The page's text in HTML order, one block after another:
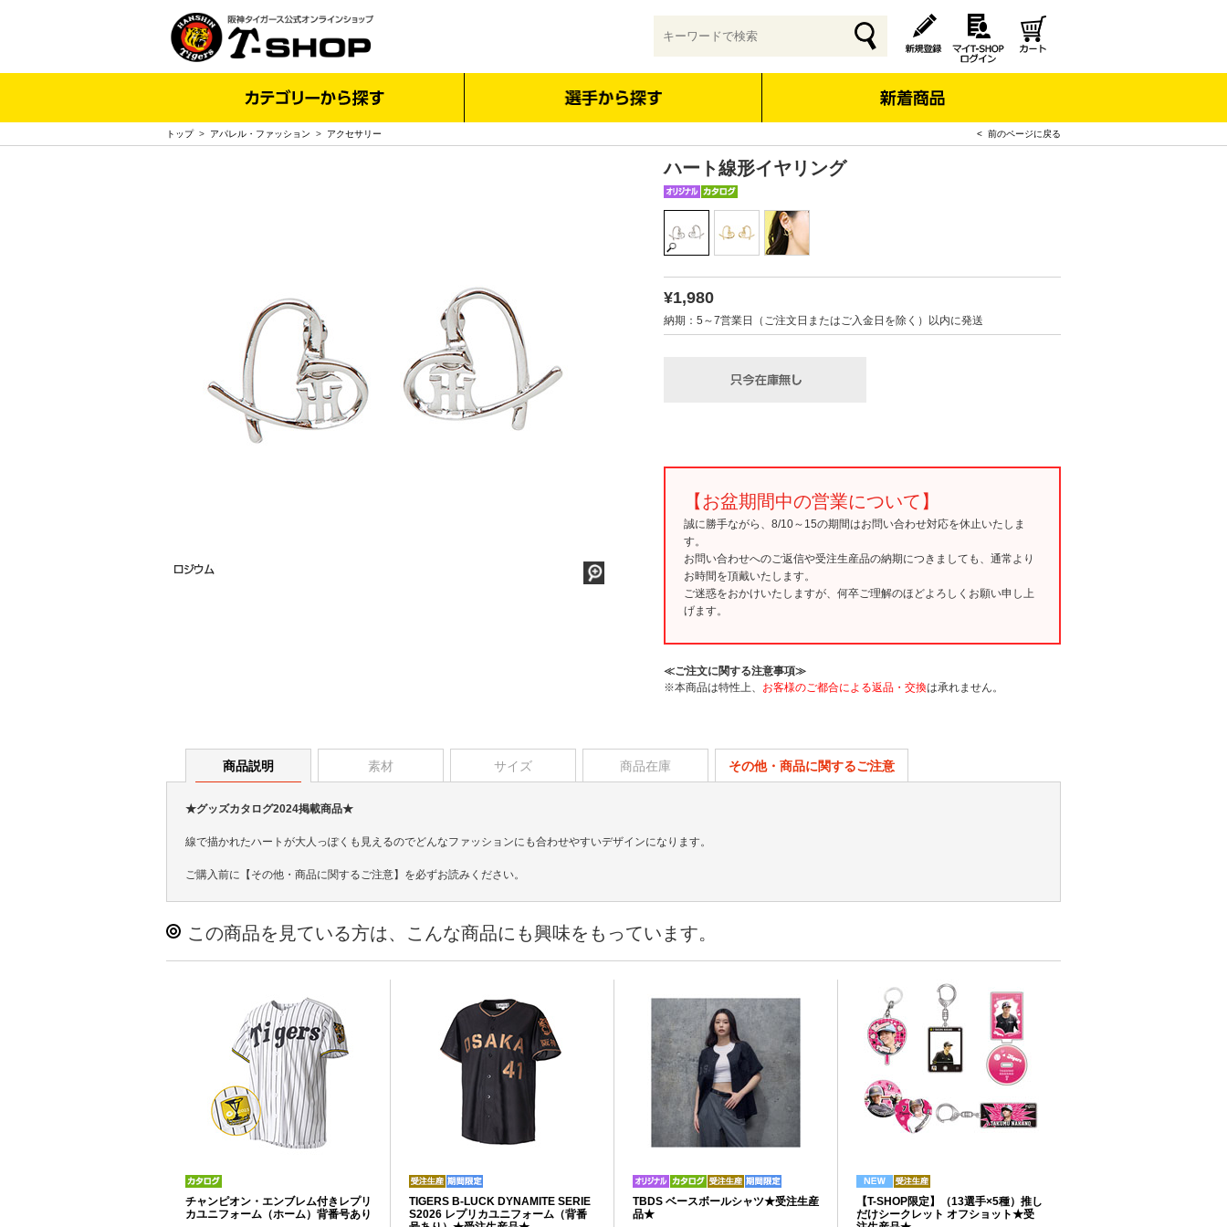
トップ> アパレル・ファッション > アクセサリー < 前のページに戻る
ハート線形イヤリング
¥1,980
納期：5～7営業日（ご注文日またはご入金日を除く）以内に発送
【お盆期間中の営業について】
誠に勝手ながら、8/10～15の期間はお問い合わせ対応を休止いたしま
す。
お問い合わせへのご返信や受注生産品の納期につきましても、通常より
お時間を頂戴いたします。
ご迷惑をおかけいたしますが、何卒ご理解のほどよろしくお願い申し上
げます。
≪ご注文に関する注意事項≫
※本商品は特性上、 お客様のご都合による返品・交換は承れません。
商品説明 素材 サイズ 商品在庫 その他・商品に関するご注意
★グッズカタログ2024掲載商品★
線で描かれたハートが大人っぽくも見えるのでどんなファッションにも合わせやすいデザインになります。
ご購入前に【その他・商品に関するご注意】を必ずお読みください。
この商品を見ている方は、こんな商品にも興味をもっています。
チャンピオン・エンブレム付きレプリ
カユニフォーム（ホーム）背番号あり
TIGERS B-LUCK DYNAMITE SERIE
S2026 レプリカユニフォーム（背番
TBDS ベースボールシャツ★受注生産
品★
【T-SHOP限定】（13選手×5種）推し
だけシークレット オフショット★受